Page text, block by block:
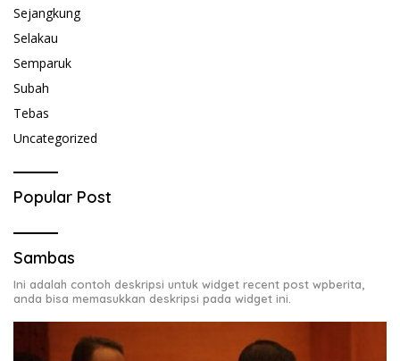
Sejangkung
Selakau
Semparuk
Subah
Tebas
Uncategorized
Popular Post
Sambas
Ini adalah contoh deskripsi untuk widget recent post wpberita,
anda bisa memasukkan deskripsi pada widget ini.